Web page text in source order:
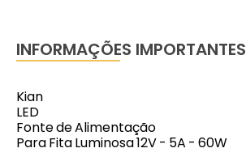
INFORMAÇÕES IMPORTANTES
Kian
LED
Fonte de Alimentação
Para Fita Luminosa 12V - 5A - 60W